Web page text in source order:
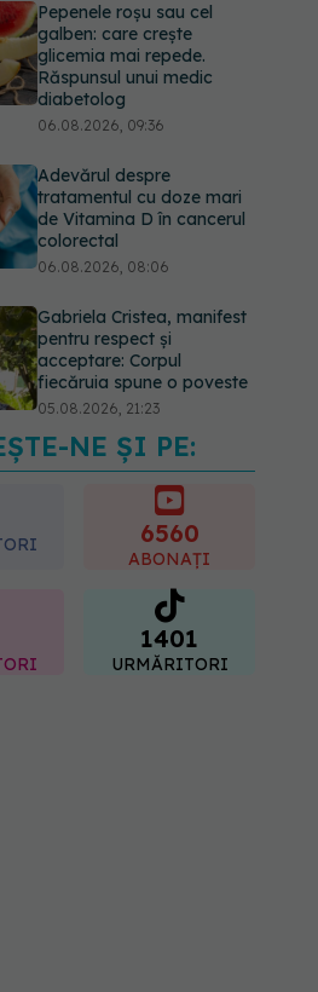
Pepenele roșu sau cel
galben: care crește
glicemia mai repede.
Răspunsul unui medic
diabetolog
06.08.2026, 09:36
Adevărul despre
tratamentul cu doze mari
de Vitamina D în cancerul
colorectal
06.08.2026, 08:06
Gabriela Cristea, manifest
pentru respect și
acceptare: Corpul
fiecăruia spune o poveste
05.08.2026, 21:23
Medicii de la Fundeni
demontează unul dintre
cele mai răspândite mituri
despre diabet
06.08.2026, 11:52
NE ȘI PE:
6560
ABONAȚI
1401
URMĂRITORI